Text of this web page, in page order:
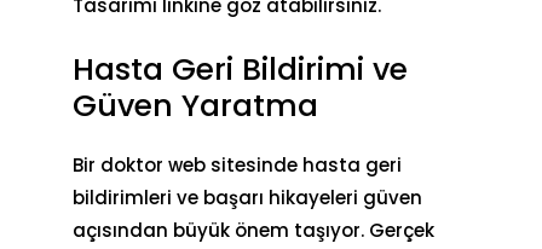
Tasarımı linkine göz atabilirsiniz.
Hasta Geri Bildirimi ve
Güven Yaratma
Bir doktor web sitesinde hasta geri
bildirimleri ve başarı hikayeleri güven
açısından büyük önem taşıyor. Gerçek